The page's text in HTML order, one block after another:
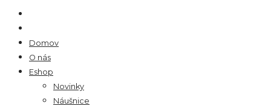
Domov
O nás
Eshop
Novinky
Náušnice